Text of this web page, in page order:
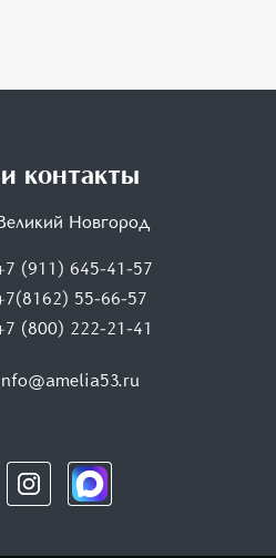
контакты
Новгород
(911) 645-41-57
55-66-57
(800) 222-21-41